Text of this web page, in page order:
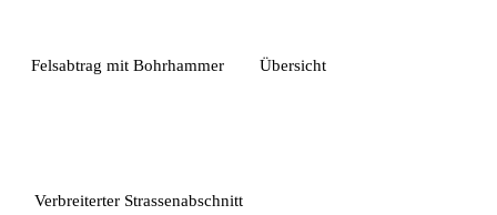
Felsabtrag mit Bohrhammer Übersicht
Verbreiterter Strassenabschnitt